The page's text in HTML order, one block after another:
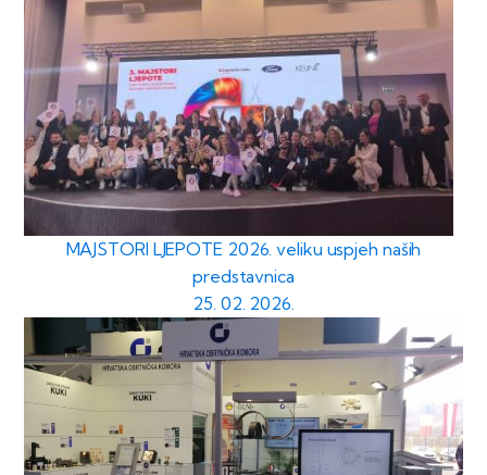
MAJSTORI LJEPOTE 2026. veliku uspjeh naših
predstavnica
25. 02. 2026.